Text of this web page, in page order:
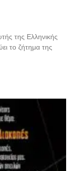
της Ελληνικής
το ζήτημα της